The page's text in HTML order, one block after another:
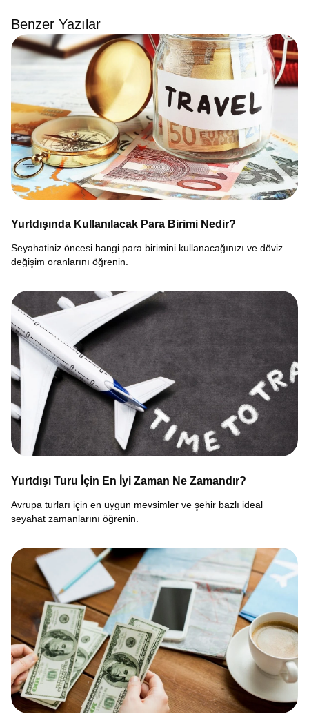
Benzer Yazılar
Yurtdışında Kullanılacak Para Birimi Nedir?
Seyahatiniz öncesi hangi para birimini kullanacağınızı ve döviz
değişim oranlarını öğrenin.
Yurtdışı Turu İçin En İyi Zaman Ne Zamandır?
Avrupa turları için en uygun mevsimler ve şehir bazlı ideal
seyahat zamanlarını öğrenin.